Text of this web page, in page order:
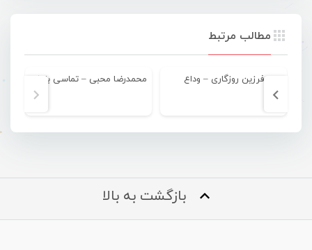
مطالب مرتبط
فرزین روزگاری – وداع محمدرضا محبی – تماسی با خدا
بازگشت به بالا